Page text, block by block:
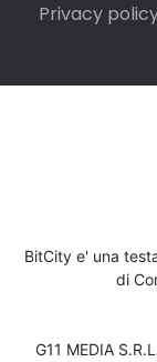
Privacy
BitCity e' una
di
G11 MEDIA